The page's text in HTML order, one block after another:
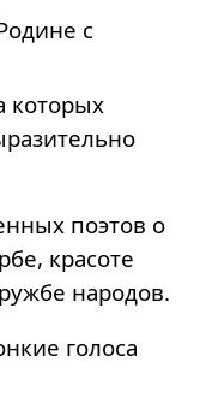
с
которых
поэтов о
красоте
народов.
голоса